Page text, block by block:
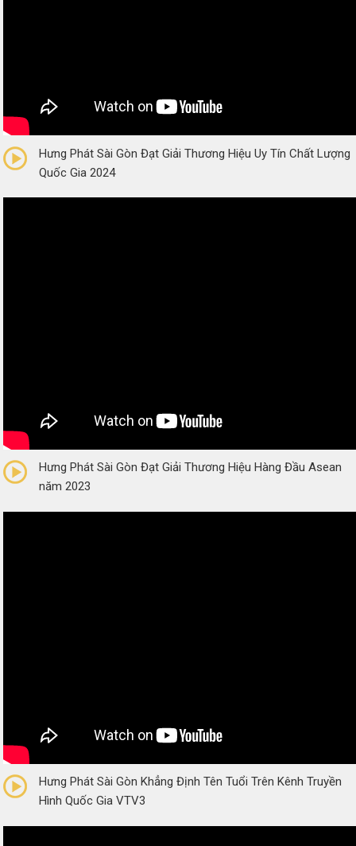
(0 Reviews)
Hưng Phát Sài Gòn Đạt Giải Thương Hiệu Uy Tín Chất Lượng
Quốc Gia 2024
(0 Reviews)
Hưng Phát Sài Gòn Đạt Giải Thương Hiệu Hàng Đầu Asean
năm 2023
(0 Reviews)
Hưng Phát Sài Gòn Khẳng Định Tên Tuổi Trên Kênh Truyền
Hình Quốc Gia VTV3